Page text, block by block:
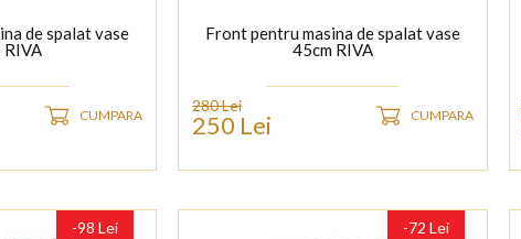
de spalat vase
RIVA
CUMPARA
Front pentru masina de spalat vase
45cm RIVA
280 Lei
250 Lei CUMPARA
-98 Lei -72 Lei